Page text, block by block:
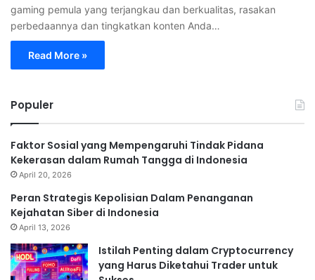
gaming pemula yang terjangkau dan berkualitas, rasakan
perbedaannya dan tingkatkan konten Anda…
Read More »
Populer
Faktor Sosial yang Mempengaruhi Tindak Pidana
Kekerasan dalam Rumah Tangga di Indonesia
April 20, 2026
Peran Strategis Kepolisian Dalam Penanganan
Kejahatan Siber di Indonesia
April 13, 2026
Istilah Penting dalam Cryptocurrency
yang Harus Diketahui Trader untuk